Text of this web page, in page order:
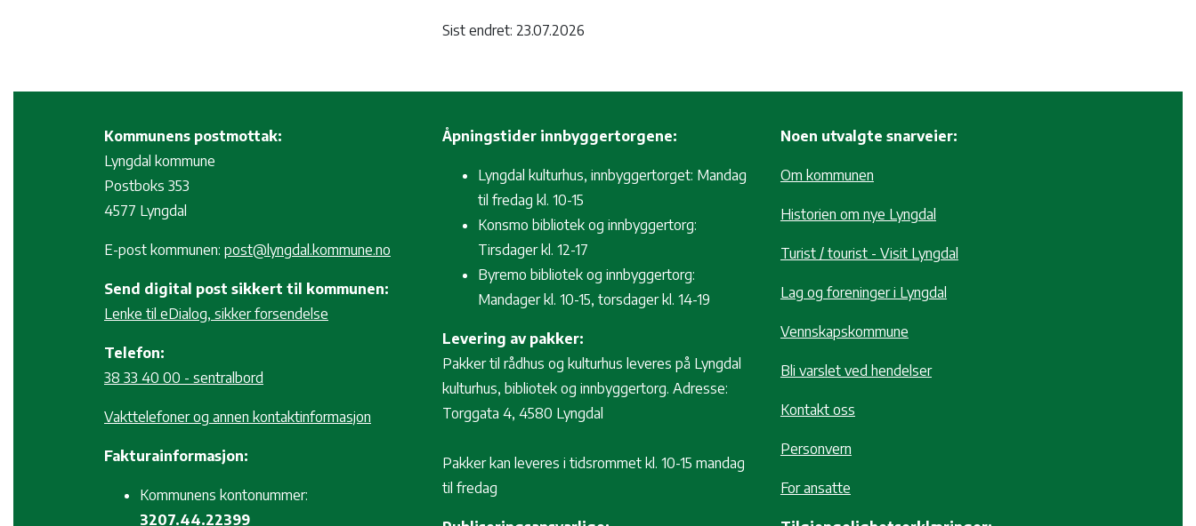
Sist endret: 23.07.2026
Kommunens postmottak:
Lyngdal kommune
Postboks 353
4577 Lyngdal
E-post kommunen: post@lyngdal.kommune.no
Send digital post sikkert til kommunen:
Lenke til eDialog, sikker forsendelse
Telefon:
38 33 40 00 - sentralbord
Vakttelefoner og annen kontaktinformasjon
Fakturainformasjon:
Kommunens kontonummer:
3207.44.22399
Åpningstider innbyggertorgene:
Lyngdal kulturhus, innbyggertorget: Mandag
til fredag kl. 10-15
Konsmo bibliotek og innbyggertorg:
Tirsdager kl. 12-17
Byremo bibliotek og innbyggertorg:
Mandager kl. 10-15, torsdager kl. 14-19
Levering av pakker:
Pakker til rådhus og kulturhus leveres på Lyngdal
kulturhus, bibliotek og innbyggertorg. Adresse:
Torggata 4, 4580 Lyngdal
Pakker kan leveres i tidsrommet kl. 10-15 mandag
til fredag
Noen utvalgte snarveier:
Om kommunen
Historien om nye Lyngdal
Turist / tourist - Visit Lyngdal
Lag og foreninger i Lyngdal
Vennskapskommune
Bli varslet ved hendelser
Kontakt oss
Personvern
For ansatte